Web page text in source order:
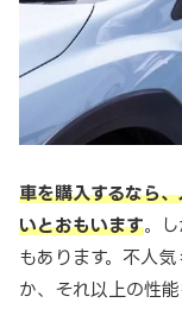
車を購入するなら
いとおもいます。
もあります。不人
か、それ以上の性